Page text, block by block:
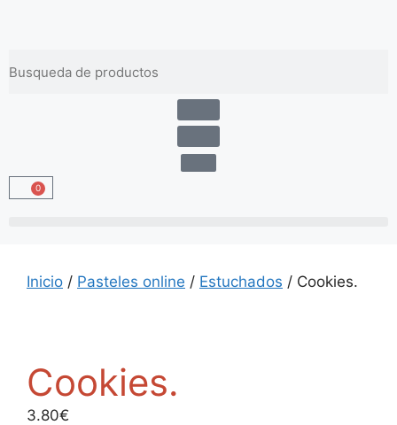
Envíos gratis a partir de 100 €
0
Inicio / Pasteles online / Estuchados / Cookies.
Cookies.
3.80€